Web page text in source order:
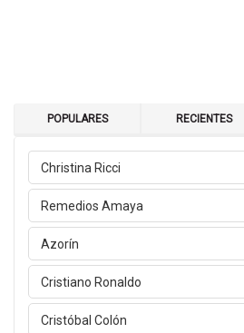
POPULARES RECIENTES
Christina Ricci
Remedios Amaya
Azorín
Cristiano Ronaldo
Cristóbal Colón